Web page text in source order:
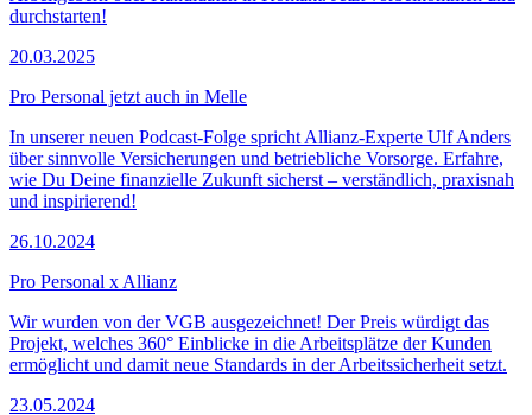
durchstarten!
20.03.2025
Pro Personal jetzt auch in Melle
In unserer neuen Podcast-Folge spricht Allianz-Experte Ulf Anders
über sinnvolle Versicherungen und betriebliche Vorsorge. Erfahre,
wie Du Deine finanzielle Zukunft sicherst – verständlich, praxisnah
und inspirierend!
26.10.2024
Pro Personal x Allianz
Wir wurden von der VGB ausgezeichnet! Der Preis würdigt das
Projekt, welches 360° Einblicke in die Arbeitsplätze der Kunden
ermöglicht und damit neue Standards in der Arbeitssicherheit setzt.
23.05.2024